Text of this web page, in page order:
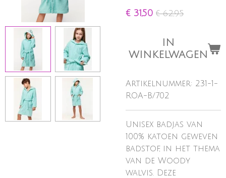
€ 31,50 € 62,95
IN
WINKELWAGEN
Artikelnummer: 231-1-
ROA-B/702
Unisex badjas van
100% katoen geweven
badstof, in het thema
van de Woody
walvis. Deze